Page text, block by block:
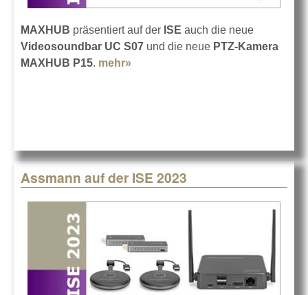
MAXHUB präsentiert auf der ISE auch die neue
Videosoundbar UC S07 und die neue PTZ-Kamera
MAXHUB P15. mehr»
Assmann auf der ISE 2023